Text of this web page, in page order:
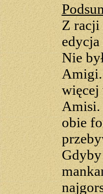
Z racji
edycja
Nie
więcej
Amisi.
obie
Gdyby